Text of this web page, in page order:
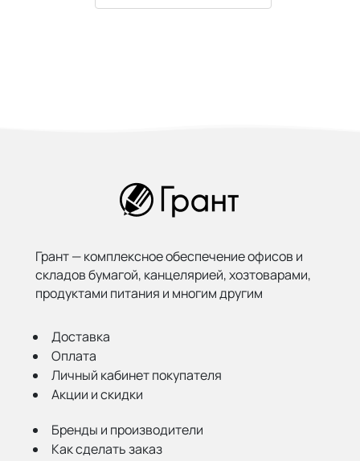
Грант — комплексное обеспечение офисов и
складов бумагой, канцелярией, хозтоварами,
продуктами питания и многим другим
Доставка
Оплата
Личный кабинет покупателя
Акции и скидки
Бренды и производители
Как сделать заказ